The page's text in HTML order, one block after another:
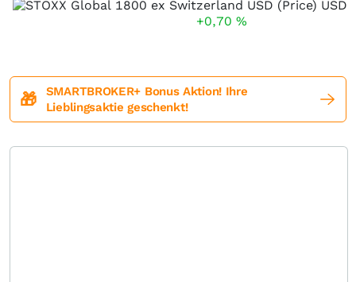
+0,70 %
🎁
SMARTBROKER+ Bonus Aktion! Ihre
Lieblingsaktie geschenkt!